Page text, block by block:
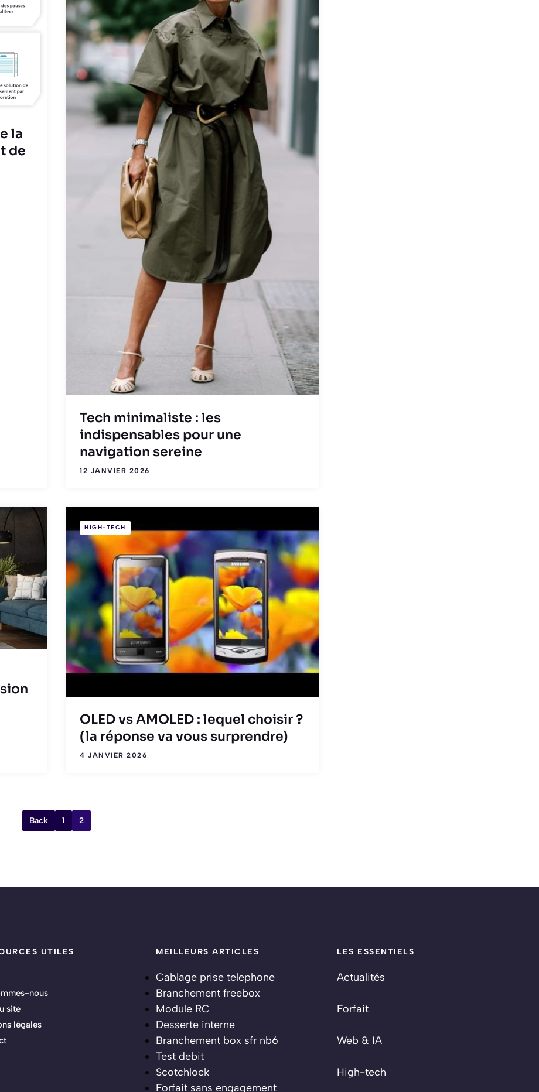
la
de
Tech minimaliste : les
indispensables pour une
navigation sereine
12 JANVIER 2026
HIGH-TECH
OLED vs AMOLED : lequel choisir ?
(la réponse va vous surprendre)
4 JANVIER 2026
Back 1 2
UTILES
nous
site
légales
MEILLEURS ARTICLES
Cablage prise telephone
Branchement freebox
Module RC
Desserte interne
Branchement box sfr nb6
Test debit
Scotchlock
Forfait sans engagement
LES ESSENTIELS
Actualités
Forfait
Web & IA
High-tech